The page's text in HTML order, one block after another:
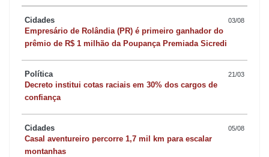
Cidades 03/08
Empresário de Rolândia (PR) é primeiro ganhador do
prêmio de R$ 1 milhão da Poupança Premiada Sicredi
Política 21/03
Decreto institui cotas raciais em 30% dos cargos de
confiança
Cidades 05/08
Casal aventureiro percorre 1,7 mil km para escalar
montanhas